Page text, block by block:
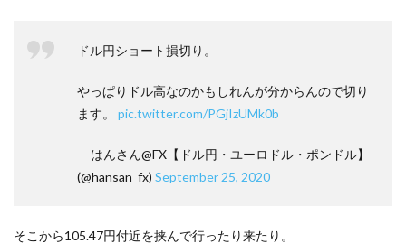
ドル円ショート損切り。
やっぱりドル高なのかもしれんが分からんので切り
ます。 pic.twitter.com/PGjIzUMk0b
— はんさん@FX【ドル円・ユーロドル・ポンドル】
(@hansan_fx) September 25, 2020
そこから105.47円付近を挟んで行ったり来たり。